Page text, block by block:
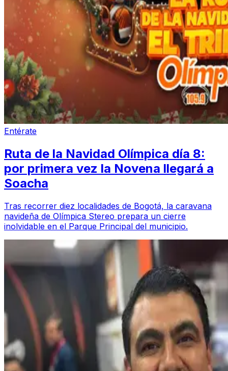
Entérate
Ruta de la Navidad Olímpica día 8:
por primera vez la Novena llegará a
Soacha
Tras recorrer diez localidades de Bogotá, la caravana
navideña de Olímpica Stereo prepara un cierre
inolvidable en el Parque Principal del municipio.